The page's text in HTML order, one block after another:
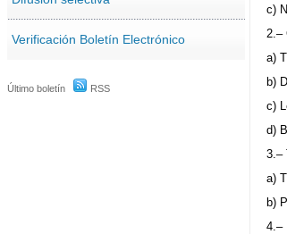
Verificación Boletín Electrónico
Último boletín RSS
c)
2.–
a)
b)
c)
d)
3.–
a)
b)
4.–